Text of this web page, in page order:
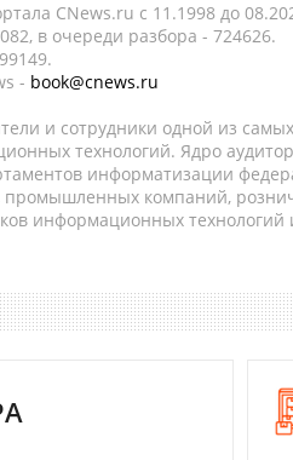
CNews.ru c 11.1998 до
в очереди разбора - 724626.
- book@cnews.ru
и сотрудники одной из
технологий. Ядро
информатизации
промышленных компаний,
информационных технологий